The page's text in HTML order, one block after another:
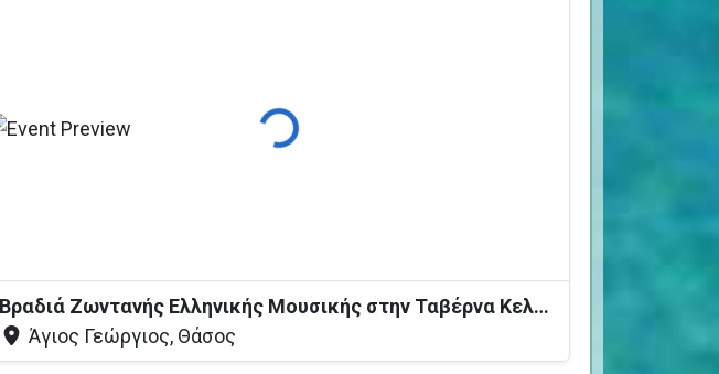
Φόρτωση...
Βραδιά Ζωντανής Ελληνικής Μουσικής στην Ταβέρνα Κελάρι
Άγιος Γεώργιος, Θάσος